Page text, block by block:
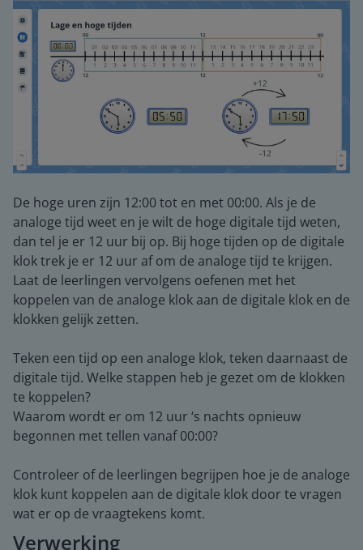
De hoge uren zijn 12:00 tot en met 00:00. Als je de
analoge tijd weet en je wilt de hoge digitale tijd weten,
dan tel je er 12 uur bij op. Bij hoge tijden op de digitale
klok trek je er 12 uur af om de analoge tijd te krijgen.
Laat de leerlingen vervolgens oefenen met het
koppelen van de analoge klok aan de digitale klok en de
klokken gelijk zetten.
Teken een tijd op een analoge klok, teken daarnaast de
digitale tijd. Welke stappen heb je gezet om de klokken
te koppelen?
Waarom wordt er om 12 uur ‘s nachts opnieuw
begonnen met tellen vanaf 00:00?
Controleer of de leerlingen begrijpen hoe je de analoge
klok kunt koppelen aan de digitale klok door te vragen
wat er op de vraagtekens komt.
Verwerking